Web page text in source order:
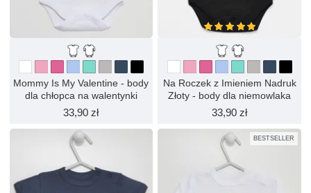
Mommy Is My Valentine - body
dla chłopca na walentynki
33,90 zł
Na Roczek z Imieniem Nadruk
Złoty - body dla niemowlaka
33,90 zł
BESTSELLER